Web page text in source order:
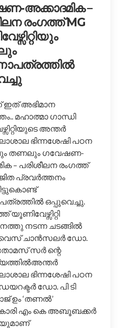
അക്കാദമിക –
രംഗത്ത് MG
ഇത് അഭിമാന
മഹാത്മാ ഗാന്ധി
അന്തർ
ഭിന്നശേഷി പഠന
തണലും ഗവേഷണ-
– പരിശീലന രംഗത്ത്
പ്രവർത്തനം
ഒപ്പുവെച്ചു.
യൂണിവേഴ്സിറ്റി
നടന്ന ചടങ്ങിൽ
ചാൻസലർ ഡോ.
സർ ന്റെ
ഭിന്നശേഷി പഠന
ഡയറക്ടർ ഡോ. പി ടി
ഉം ‘തണൽ’
എം കെ അബൂബക്കർ